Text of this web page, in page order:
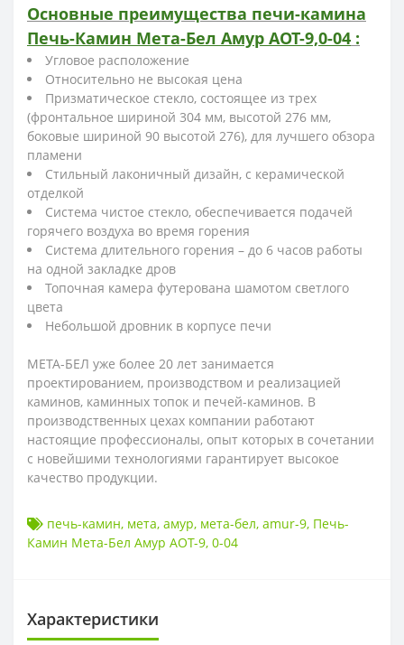
Основные преимущества печи-камина
Печь-Камин Мета-Бел Амур АОТ-9,0-04 :
Угловое расположение
Относительно не высокая цена
Призматическое стекло, состоящее из трех
(фронтальное шириной 304 мм, высотой 276 мм,
боковые шириной 90 высотой 276), для лучшего обзора
пламени
Стильный лаконичный дизайн, с керамической
отделкой
Система чистое стекло, обеспечивается подачей
горячего воздуха во время горения
Система длительного горения – до 6 часов работы
на одной закладке дров
Топочная камера футерована шамотом светлого
цвета
Небольшой дровник в корпусе печи
МЕТА-БЕЛ уже более 20 лет занимается
проектированием, производством и реализацией
каминов, каминных топок и печей-каминов. В
производственных цехах компании работают
настоящие профессионалы, опыт которых в сочетании
с новейшими технологиями гарантирует высокое
качество продукции.
печь-камин, мета, амур, мета-бел, amur-9, Печь-
Камин Мета-Бел Амур АОТ-9, 0-04
Характеристики